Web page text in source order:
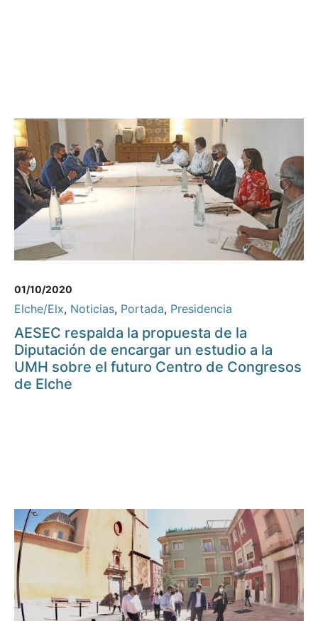
01/10/2020
Elche/Elx, Noticias, Portada, Presidencia
AESEC respalda la propuesta de la
Diputación de encargar un estudio a la
UMH sobre el futuro Centro de Congresos
de Elche